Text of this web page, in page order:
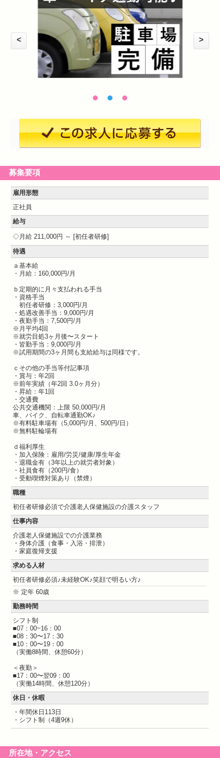
< >
募集要項
雇用形態
正社員
給与
月給 211,000円 ～
初任者研修
待遇
ａ基本給
・月給：160,000円/月
ｂ定期的に月々支払われる手当
・資格手当
初任者研修：3,000円/月
・処遇改善手当：9,000円/月
・夜勤手当：7,500円/月
※月平均4回
※就労目処3ヶ月後〜スタート
・皆勤手当：9,000円/月
※試用期間の3ヶ月間も支給給与は同様です。
ｃその他の手当等付記事項
・賞与：年2回
※前年実績（年2回 3.0ヶ月分）
・昇給：年1回
・交通費
公共交通機関：上限 50,000円/月
車、バイク、自転車通勤OK♪
※有料駐車場有（5,000円/月、500円/日）
※無料駐輪場有
ｄ福利厚生
・加入保険：雇用/労災/健康/厚生年金
・退職金有（3年以上の就労者対象）
・社員食有（200円/食）
・受動喫煙対策あり（禁煙）
職種
初任者研修必須で介護老人保健施設の介護スタッフ
仕事内容
介護老人保健施設での介護業務
・身体介護（食事・入浴・排泄）
・家庭復帰支援
求める人材
初任者研修必須♪未経験OK♪笑顔で明るい方♪
※ 定年 60歳
勤務時間
シフト制
■07：00~16：00
■08：30〜17：30
■10：00〜19：00
（実働8時間、休憩60分）
＜夜勤＞
■17：00〜翌09：00
（実働14時間、休憩120分）
休日・休暇
・年間休日113日
・シフト制（4週9休）
所在地・アクセス